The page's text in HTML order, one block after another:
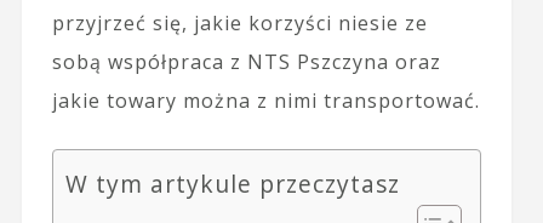
przyjrzeć się, jakie korzyści niesie ze
sobą współpraca z NTS Pszczyna oraz
jakie towary można z nimi transportować.
W tym artykule przeczytasz